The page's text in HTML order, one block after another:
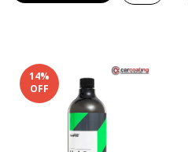
14%
OFF